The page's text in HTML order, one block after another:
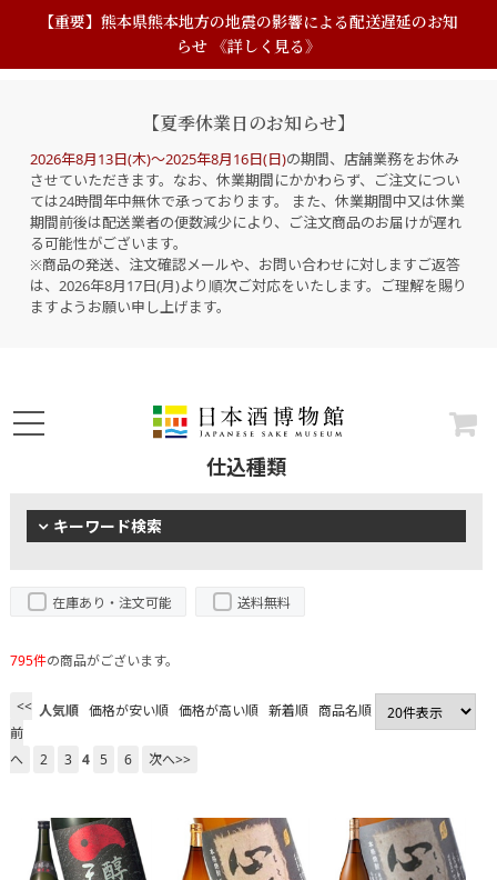
【重要】熊本県熊本地方の地震の影響による配送遅延のお知
らせ 《詳しく見る》
【夏季休業日のお知らせ】
2026年8月13日(木)～2025年8月16日(日)の期間、店舗業務をお休み
させていただきます。なお、休業期間にかかわらず、ご注文につい
ては24時間年中無休で承っております。 また、休業期間中又は休業
期間前後は配送業者の便数減少により、ご注文商品のお届けが遅れ
る可能性がございます。
※商品の発送、注文確認メールや、お問い合わせに対しますご返答
は、2026年8月17日(月)より順次ご対応をいたします。ご理解を賜り
ますようお願い申し上げます。
仕込種類
キーワード検索
在庫あり・注文可能 送料無料
795件の商品がございます。
人気順 価格が安い順 価格が高い順 新着順 商品名順
<<
前
へ
2 3 4 5 6 次へ>>